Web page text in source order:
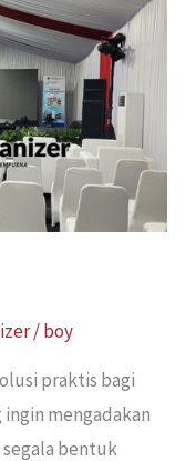
/boy
praktis bagi
mengadakan
bentuk